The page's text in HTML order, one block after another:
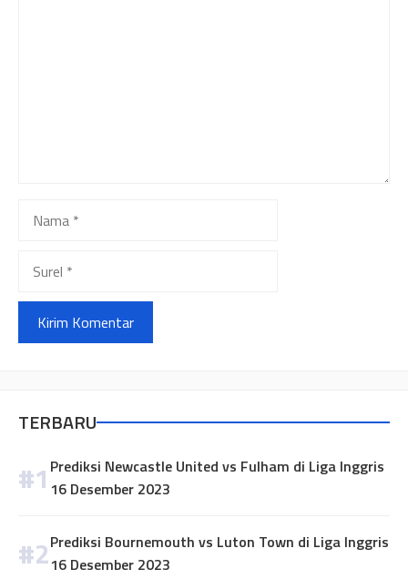
TERBARU
Prediksi Newcastle United vs Fulham di Liga Inggris
16 Desember 2023
Prediksi Bournemouth vs Luton Town di Liga Inggris
16 Desember 2023